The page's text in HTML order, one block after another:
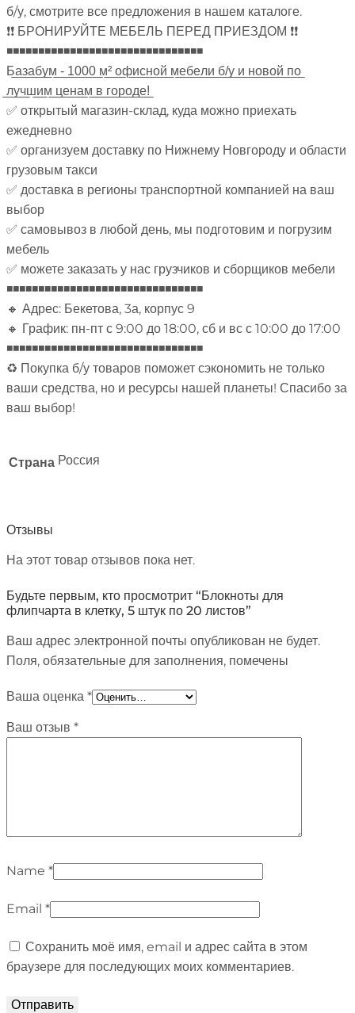
б/у, смотрите все предложения в нашем каталоге.
❗❗ БРОНИРУЙТЕ МЕБЕЛЬ ПЕРЕД ПРИЕЗДОМ ❗❗
◾◾◾◾◾◾◾◾◾◾◾◾◾◾◾◾◾◾◾◾◾◾◾◾◾◾◾◾◾◾◾
Б̲а̲з̲а̲б̲у̲м̲ ̲-̲ ̲1̲0̲0̲0̲ ̲м̲²̲ ̲о̲ф̲и̲с̲н̲о̲й̲ ̲м̲е̲б̲е̲л̲и̲ ̲б̲/̲у̲ ̲и̲ ̲н̲о̲в̲о̲й̲ ̲п̲о̲
̲л̲у̲ч̲ш̲и̲м̲ ̲ц̲е̲н̲а̲м̲ ̲в̲ ̲г̲о̲р̲о̲д̲е̲!̲
✅ открытый магазин-склад, куда можно приехать
ежедневно
✅ организуем доставку по Нижнему Новгороду и области
грузовым такси
✅ доставка в регионы транспортной компанией на ваш
выбор
✅ самовывоз в любой день, мы подготовим и погрузим
мебель
✅ можете заказать у нас грузчиков и сборщиков мебели
◾◾◾◾◾◾◾◾◾◾◾◾◾◾◾◾◾◾◾◾◾◾◾◾◾◾◾◾◾◾◾
🔸 Адрес: Бекетова, 3а, корпус 9
🔸 График: пн-пт с 9:00 до 18:00, сб и вс с 10:00 до 17:00
◾◾◾◾◾◾◾◾◾◾◾◾◾◾◾◾◾◾◾◾◾◾◾◾◾◾◾◾◾◾◾
♻ Покупка б/у товаров поможет сэкономить не только
ваши средства, но и ресурсы нашей планеты! Спасибо за
ваш выбор!
Страна Россия
Отзывы
На этот товар отзывов пока нет.
Будьте первым, кто просмотрит “Блокноты для
флипчарта в клетку, 5 штук по 20 листов”
Ваш адрес электронной почты опубликован не будет.
Поля, обязательные для заполнения, помечены
Ваша оценка *
Ваш отзыв *
Name *
Email *
Сохранить моё имя, email и адрес сайта в этом
браузере для последующих моих комментариев.